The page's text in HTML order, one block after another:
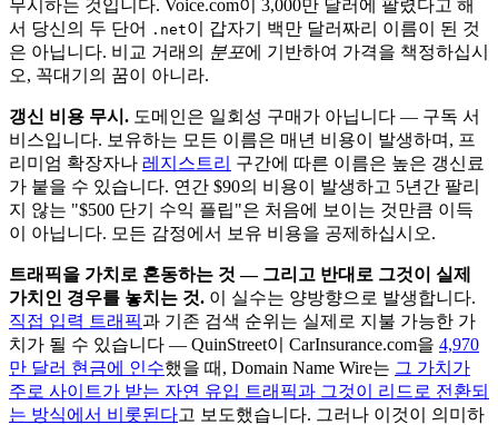
무시하는 것입니다. Voice.com이 3,000만 달러에 팔렸다고 해
서 당신의 두 단어
.net이 갑자기 백만 달러짜리 이름이 된 것
은 아닙니다. 비교 거래의 분포에 기반하여 가격을 책정하십시
오, 꼭대기의 꿈이 아니라.
갱신 비용 무시. 도메인은 일회성 구매가 아닙니다 — 구독 서
비스입니다. 보유하는 모든 이름은 매년 비용이 발생하며, 프
리미엄 확장자나 레지스트리 구간에 따른 이름은 높은 갱신료
가 붙을 수 있습니다. 연간 $90의 비용이 발생하고 5년간 팔리
지 않는 "$500 단기 수익 플립"은 처음에 보이는 것만큼 이득
이 아닙니다. 모든 감정에서 보유 비용을 공제하십시오.
트래픽을 가치로 혼동하는 것 — 그리고 반대로 그것이 실제
가치인 경우를 놓치는 것. 이 실수는 양방향으로 발생합니다.
직접 입력 트래픽과 기존 검색 순위는 실제로 지불 가능한 가
치가 될 수 있습니다 — QuinStreet이 CarInsurance.com을 4,970
만 달러 현금에 인수했을 때, Domain Name Wire는 그 가치가
주로 사이트가 받는 자연 유입 트래픽과 그것이 리드로 전환되
는 방식에서 비롯된다고 보도했습니다. 그러나 이것이 의미하